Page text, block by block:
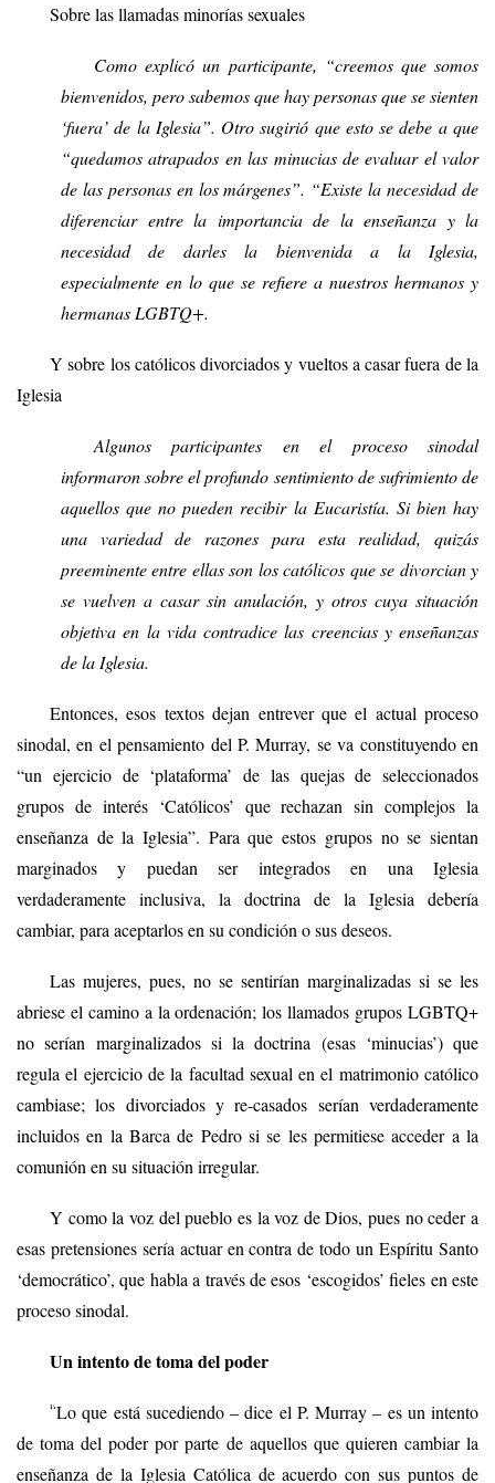
Sobre las llamadas minorías sexuales
Como explicó un participante, “creemos que somos
bienvenidos, pero sabemos que hay personas que se sienten
‘fuera’ de la Iglesia”. Otro sugirió que esto se debe a que
“quedamos atrapados en las minucias de evaluar el valor
de las personas en los márgenes”. “Existe la necesidad de
diferenciar entre la importancia de la enseñanza y la
necesidad de darles la bienvenida a la Iglesia,
especialmente en lo que se refiere a nuestros hermanos y
hermanas LGBTQ+.
Y sobre los católicos divorciados y vueltos a casar fuera de la
Iglesia
Algunos participantes en el proceso sinodal
informaron sobre el profundo sentimiento de sufrimiento de
aquellos que no pueden recibir la Eucaristía. Si bien hay
una variedad de razones para esta realidad, quizás
preeminente entre ellas son los católicos que se divorcian y
se vuelven a casar sin anulación, y otros cuya situación
objetiva en la vida contradice las creencias y enseñanzas
de la Iglesia.
Entonces, esos textos dejan entrever que el actual proceso
sinodal, en el pensamiento del P. Murray, se va constituyendo en
“un ejercicio de ‘plataforma’ de las quejas de seleccionados
grupos de interés ‘Católicos’ que rechazan sin complejos la
enseñanza de la Iglesia”. Para que estos grupos no se sientan
marginados y puedan ser integrados en una Iglesia
verdaderamente inclusiva, la doctrina de la Iglesia debería
cambiar, para aceptarlos en su condición o sus deseos.
Las mujeres, pues, no se sentirían marginalizadas si se les
abriese el camino a la ordenación; los llamados grupos LGBTQ+
no serían marginalizados si la doctrina (esas ‘minucias’) que
regula el ejercicio de la facultad sexual en el matrimonio católico
cambiase; los divorciados y re-casados serían verdaderamente
incluidos en la Barca de Pedro si se les permitiese acceder a la
comunión en su situación irregular.
Y como la voz del pueblo es la voz de Dios, pues no ceder a
esas pretensiones sería actuar en contra de todo un Espíritu Santo
‘democrático’, que habla a través de esos ‘escogidos’ fieles en este
proceso sinodal.
Un intento de toma del poder
“Lo que está sucediendo – dice el P. Murray – es un intento
de toma del poder por parte de aquellos que quieren cambiar la
enseñanza de la Iglesia Católica de acuerdo con sus puntos de